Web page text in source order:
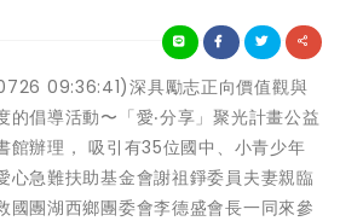
09:36:41)深具勵志正向價值觀與
的倡導活動〜「愛‧分享」聚光計畫公益
館辦理， 吸引有35位國中、小青少年
心急難扶助基金會謝祖錚委員夫妻親臨
國團湖西鄉團委會李德盛會長一同來參